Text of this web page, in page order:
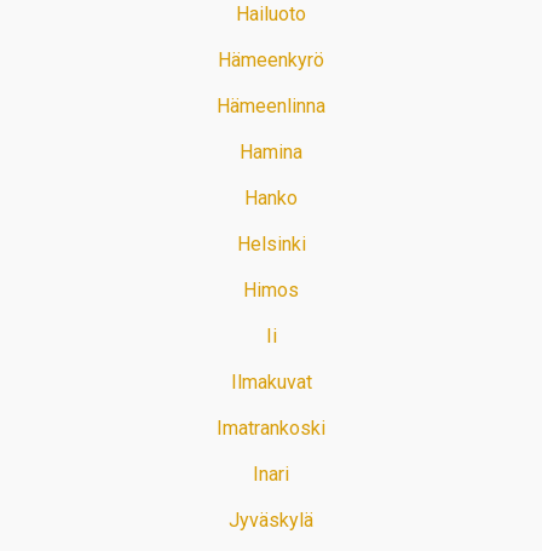
Hailuoto
Hämeenkyrö
Hämeenlinna
Hamina
Hanko
Helsinki
Himos
Ii
Ilmakuvat
Imatrankoski
Inari
Jyväskylä